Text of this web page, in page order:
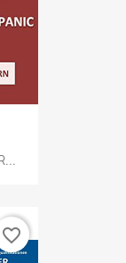
favorite_border